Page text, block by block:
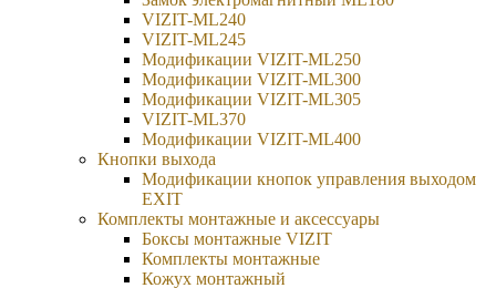
VIZIT-ML240
VIZIT-ML245
Модификации VIZIT-ML250
Модификации VIZIT-ML300
Модификации VIZIT-ML305
VIZIT-ML370
Модификации VIZIT-ML400
Кнопки выхода
Модификации кнопок управления выходом
EXIT
Комплекты монтажные и аксессуары
Боксы монтажные VIZIT
Комплекты монтажные
Кожух монтажный